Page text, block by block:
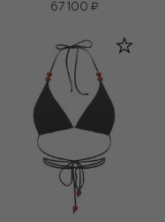
67 100 ₽